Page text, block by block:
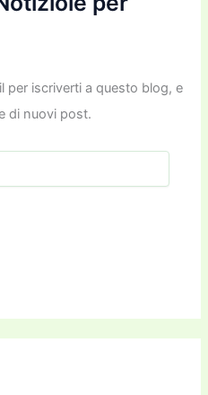
per iscriverti a questo blog, e
di nuovi post.